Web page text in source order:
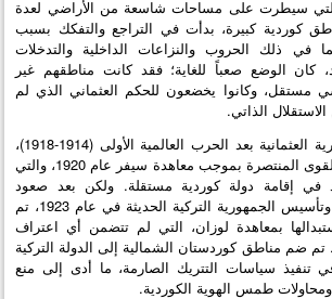
التي سيطرت على مساحات شاسعة من الأراضي لعدة
كوردية كبيرة، بدأت في التراجع والتفكك بسبب
في ذلك الحروب والنزاعات الداخلية والتدخلات
كان الوضع صعباً للغاية؛ فقد كانت مناطقهم غير
مستقل، وكانوا يخضعون للحكم العثماني الذي لم
الذاتي.
عندما انهارت الإمبراطورية العثمانية بعد الحرب العالمية الأولى (1914-1918)،
تم تقسيم أراضيها بين القوى المنتصرة بموجب معاهدة سيفر عام 1920، والتي
إقامة دولة كوردية مستقلة. ولكن بعد صعود
مصطفى كمال أتاتورك وتأسيس الجمهورية التركية الحديثة في عام 1923، تم
بمعاهدة لوزان، التي لم تتضمن أي اعتراف
تم ضم مناطق كوردستان الشمالية إلى الدولة التركية
تنفيذ سياسات التتريك الصارمة، ما أدى إلى منع
ومحاولات طمس الهوية الكوردية.